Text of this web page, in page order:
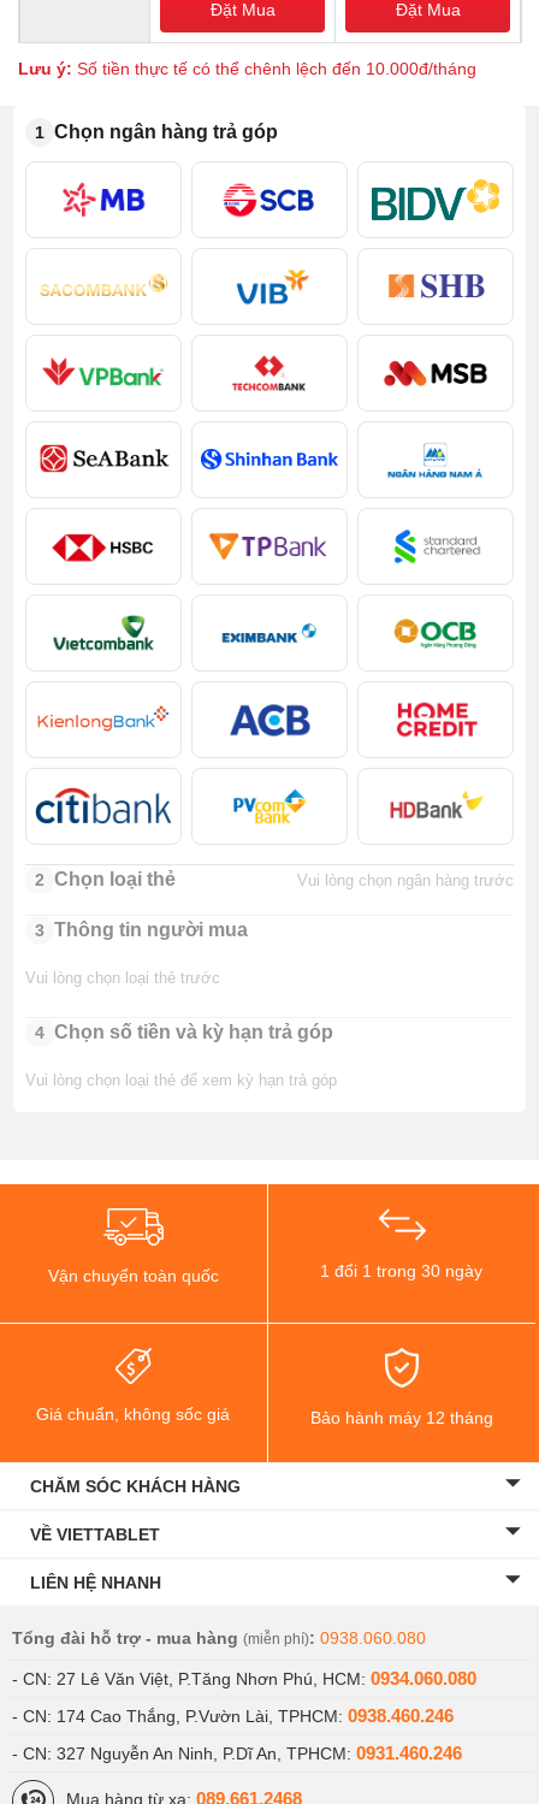
Đặt Mua Đặt Mua
Lưu ý: Số tiền thực tế có thể chênh lệch đến 10.000đ/tháng
1 Chọn ngân hàng trả góp
2 Chọn loại thẻ Vui lòng chọn ngân hàng trước
3 Thông tin người mua
Vui lòng chọn loại thẻ trước
4 Chọn số tiền và kỳ hạn trả góp
Vui lòng chọn loại thẻ để xem kỳ hạn trả góp
Vận chuyển toàn quốc 1 đổi 1 trong 30 ngày
Giá chuẩn, không sốc giá Bảo hành máy 12 tháng
CHĂM SÓC KHÁCH HÀNG
VỀ VIETTABLET
LIÊN HỆ NHANH
Tổng đài hỗ trợ - mua hàng (miễn phí): 0938.060.080
- CN: 27 Lê Văn Việt, P.Tăng Nhơn Phú, HCM: 0934.060.080
- CN: 174 Cao Thắng, P.Vườn Lài, TPHCM: 0938.460.246
- CN: 327 Nguyễn An Ninh, P.Dĩ An, TPHCM: 0931.460.246
Mua hàng từ xa: 089.661.2468